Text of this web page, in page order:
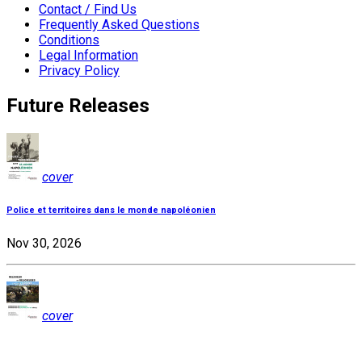
Contact / Find Us
Frequently Asked Questions
Conditions
Legal Information
Privacy Policy
Future Releases
cover
Police et territoires dans le monde napoléonien
Nov 30, 2026
cover